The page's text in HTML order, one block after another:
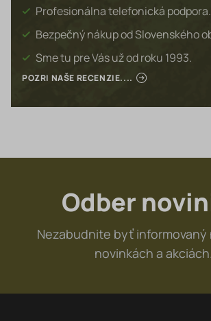
Profesionálna telefonická podpora.
Bezpečný nákup od Slovenského
Sme tu pre Vás už od roku 1993.
POZRI NAŠE RECENZIE....
Odber
Nezabudnite byť informovaný
novinkách a akciách.